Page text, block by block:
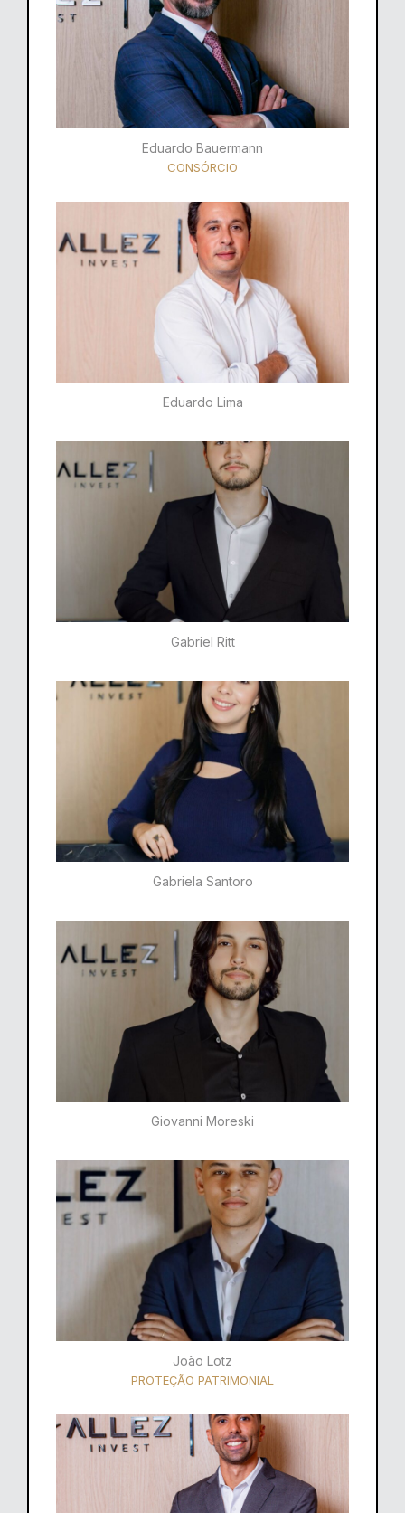
Eduardo Bauermann
CONSÓRCIO
Eduardo Lima
Gabriel Ritt
Gabriela Santoro​
Giovanni Moreski
João Lotz
PROTEÇÃO PATRIMONIAL